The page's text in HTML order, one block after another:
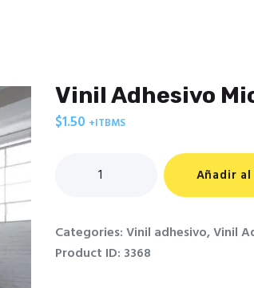
Vinil Adhesivo
$1.50 +ITBMS
Adhesivo
quantity
Añadir
Categories:Vinil adhesivo,Vinil
Product ID: 3368